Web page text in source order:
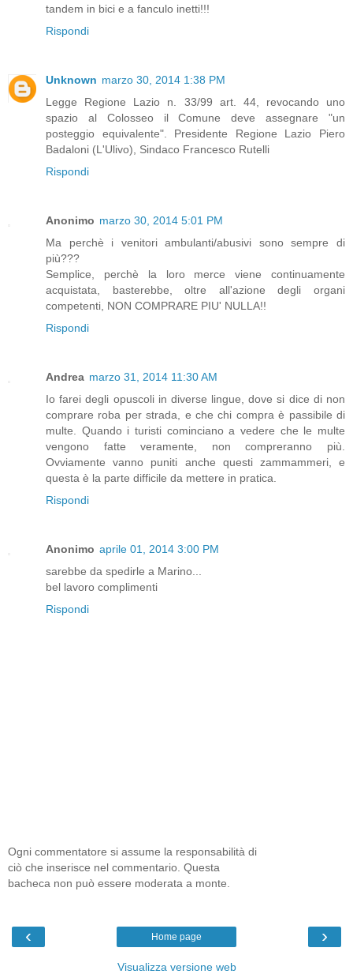
tandem in bici e a fanculo inetti!!!
Rispondi
Unknown marzo 30, 2014 1:38 PM
Legge Regione Lazio n. 33/99 art. 44, revocando uno
spazio al Colosseo il Comune deve assegnare "un
posteggio equivalente". Presidente Regione Lazio Piero
Badaloni (L'Ulivo), Sindaco Francesco Rutelli
Rispondi
Anonimo marzo 30, 2014 5:01 PM
Ma perchè i venitori ambulanti/abusivi sono sempre di
più???
Semplice, perchè la loro merce viene continuamente
acquistata, basterebbe, oltre all'azione degli organi
competenti, NON COMPRARE PIU' NULLA!!
Rispondi
Andrea marzo 31, 2014 11:30 AM
Io farei degli opuscoli in diverse lingue, dove si dice di non
comprare roba per strada, e che chi compra è passibile di
multe. Quando i turisti cominciano a vedere che le multe
vengono fatte veramente, non compreranno più.
Ovviamente vanno puniti anche questi zammammeri, e
questa è la parte difficile da mettere in pratica.
Rispondi
Anonimo aprile 01, 2014 3:00 PM
sarebbe da spedirle a Marino...
bel lavoro complimenti
Rispondi
Ogni commentatore si assume la responsabilità di
ciò che inserisce nel commentario. Questa
bacheca non può essere moderata a monte.
‹ ›
Home page
Visualizza versione web